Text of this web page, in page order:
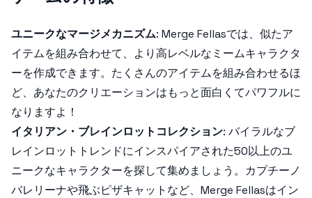
ユニークなマージメカニズム: Merge Fellasでは、似たア
イテムを組み合わせて、より高レベルなミームキャラクタ
ーを作成できます。たくさんのアイテムを組み合わせるほ
ど、あなたのクリエーションはもっと面白くてパワフルに
なりますよ！
イタリアン・ブレインロットコレクション: バイラルなブ
レインロットトレンドにインスパイアされた50以上のユ
ニークなキャラクターを探して集めましょう。カプチーノ
バレリーナや飛ぶピザキャットなど、Merge Fellasはイン